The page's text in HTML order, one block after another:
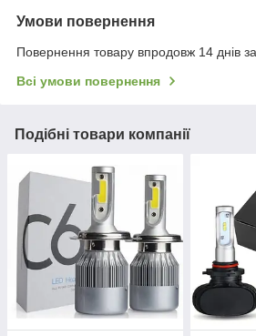
Умови повернення
Повернення товару впродовж 14 днів
Всі умови повернення
Подібні товари компанії